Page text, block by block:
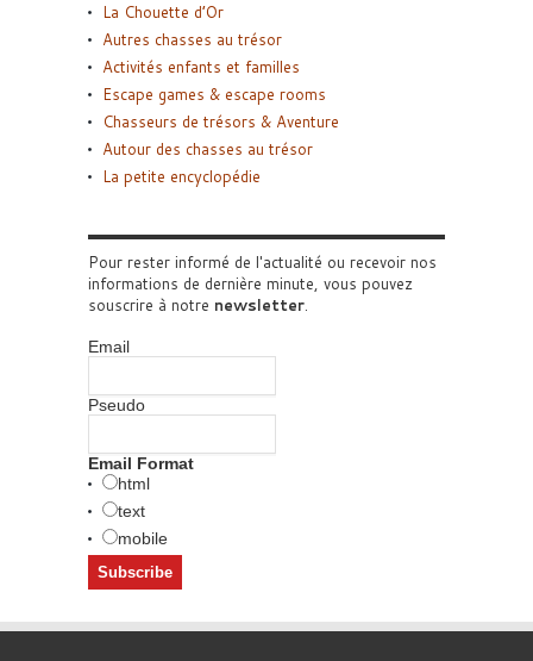
La Chouette d’Or
Autres chasses au trésor
Activités enfants et familles
Escape games & escape rooms
Chasseurs de trésors & Aventure
Autour des chasses au trésor
La petite encyclopédie
Pour rester informé de l'actualité ou recevoir nos
informations de dernière minute, vous pouvez
souscrire à notre newsletter.
Email
Pseudo
Email Format
html
text
mobile